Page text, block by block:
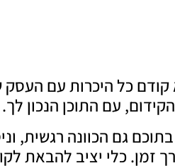
קודם כל היכרות עם
עם התוכן הנכון לך.
גם הכוונה רגשית,
זמן. כלי יציב להבאת